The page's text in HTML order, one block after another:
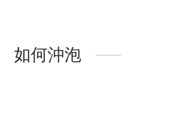
如何沖泡